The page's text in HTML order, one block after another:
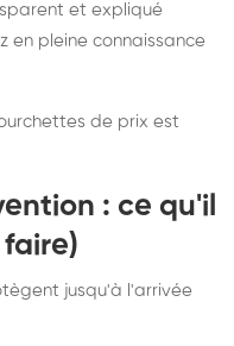
et expliqué
pleine connaissance
de prix est
: ce qu'il
jusqu'à l'arrivée